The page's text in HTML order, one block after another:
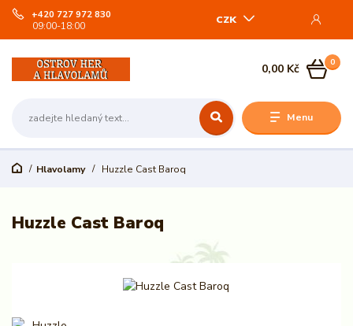
Menu
CZK
+420 727 972 830
09:00-18:00
0
0,00 Kč
Hlavolamy Huzzle Cast Baroq
Huzzle Cast Baroq